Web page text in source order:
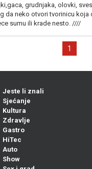
grudnjaka, olovki,
da neko otvori tvorinicu
sumu ili krade nesto. ////
1
Jeste li znali
Sjećanje
Kultura
Zdravlje
Gastro
HiTec
Auto
Show